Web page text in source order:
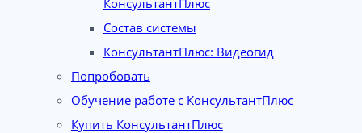
КонсультантПлюс
Состав системы
КонсультантПлюс: Видеогид
Попробовать
Обучение работе с КонсультантПлюс
Купить КонсультантПлюс